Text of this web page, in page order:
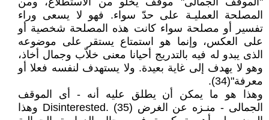
المصلحة العمليـة على حدّ سواء. فهو لا يسعى وراء
تفسير أو مصلحة سواء كانت هذه المصلحة شخصية أو
على العكس، وإنما هو استمتاع يستقر على موضوعه
الذى يبدو له فيه بالتدريج أحيانا معنى خلاّب وجمال أخاذ،
وهو لا يهدف إلى غاية بعيدة. ولا يستهدف لنفسه فعلا أو
معرفة"(34).
وهذا هو ما يمكن أن يطلق عليه أنه - أى الموقف
الجمالى - منـزه عن الغرض Disinterested. (35) وهذا